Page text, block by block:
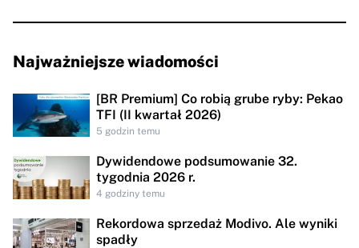
Najważniejsze wiadomości
[BR Premium] Co robią grube ryby: Pekao
TFI (II kwartał 2026)
5 godzin temu
Dywidendowe podsumowanie 32.
tygodnia 2026 r.
4 godziny temu
Rekordowa sprzedaż Modivo. Ale wyniki
spadły